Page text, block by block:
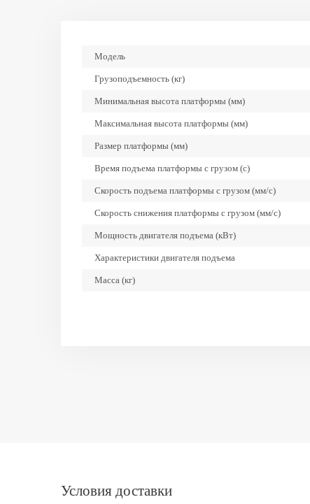
Модель
Грузоподъемность (кг)
Минимальная высота платформы (мм)
Максимальная высота платформы (мм)
Размер платформы (мм)
Время подъема платформы с грузом (с)
Скорость подъема платформы с грузом (мм/с)
Скорость снижения платформы с грузом (мм/с)
Мощность двигателя подъема (кВт)
Характеристики двигателя подъема
Масса (кг)
Условия доставки